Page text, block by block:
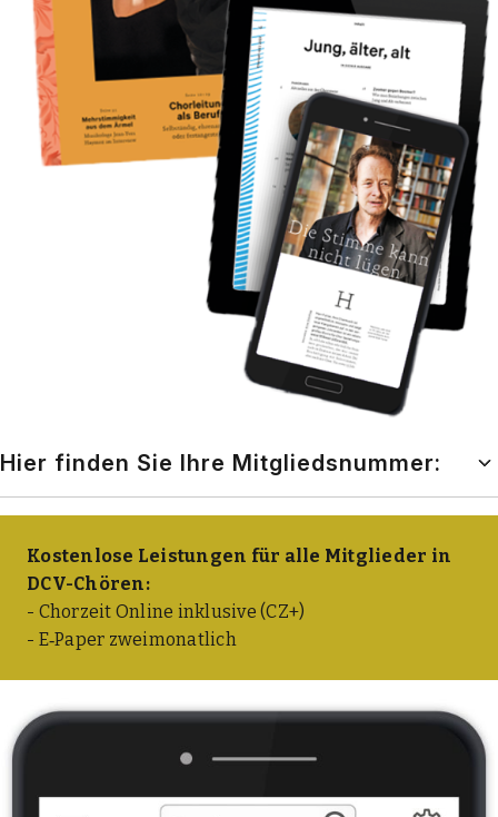
Hier finden Sie Ihre Mitgliedsnummer:
Kos­ten­lo­se Leis­tun­gen für alle Mit­glie­der in
DCV-Chö­ren:
- Chor­zeit Online inklu­si­ve (CZ+)
- E‑Paper zwei­mo­nat­lich